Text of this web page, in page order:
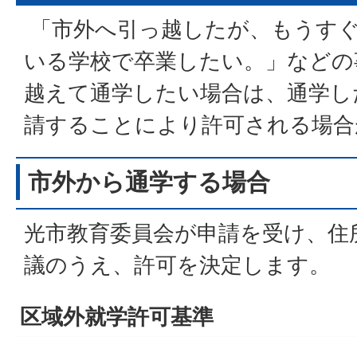
「市外へ引っ越したが、もうす
いる学校で卒業したい。」など
越えて通学したい場合は、通学
請することにより許可される場
市外から通学する場合
光市教育委員会が申請を受け、
議のうえ、許可を決定します。
区域外就学許可基準